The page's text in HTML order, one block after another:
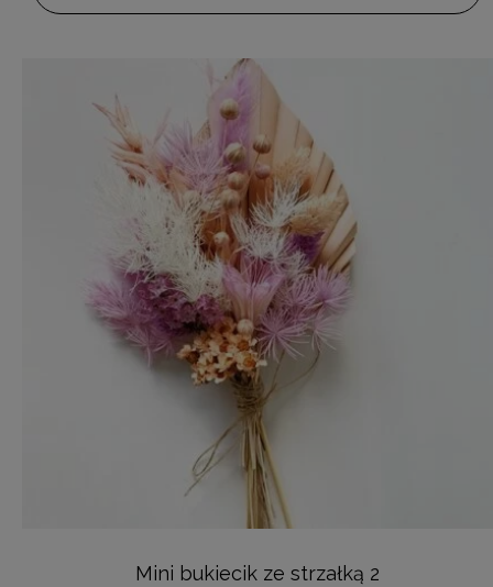
Mini bukiecik ze strzałką 2